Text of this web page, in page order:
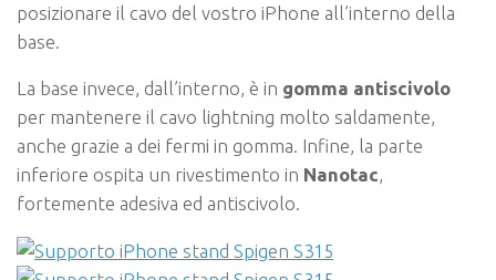
posizionare il cavo del vostro iPhone all’interno della
base.
La base invece, dall’interno, è in gomma antiscivolo
per mantenere il cavo lightning molto saldamente,
anche grazie a dei fermi in gomma. Infine, la parte
inferiore ospita un rivestimento in Nanotac,
fortemente adesiva ed antiscivolo.